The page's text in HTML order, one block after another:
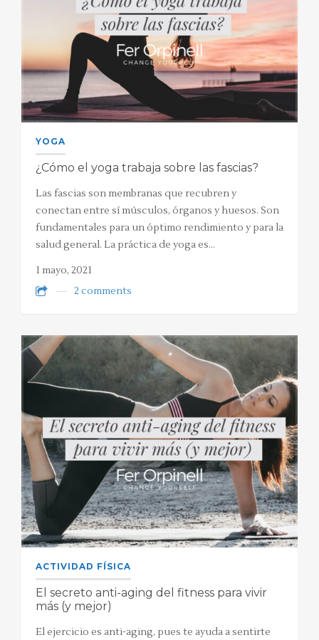
YOGA
¿Cómo el yoga trabaja sobre las fascias?
Las fascias son membranas que recubren y
conectan entre sí músculos, órganos y huesos. Son
fundamentales para un óptimo rendimiento y para la
salud general. La práctica de yoga es…
1 mayo, 2021
2 comments
ACTIVIDAD FÍSICA
El secreto anti-aging del fitness para vivir
más (y mejor)
El ejercicio es anti-aging, pues te ayuda a sentirte